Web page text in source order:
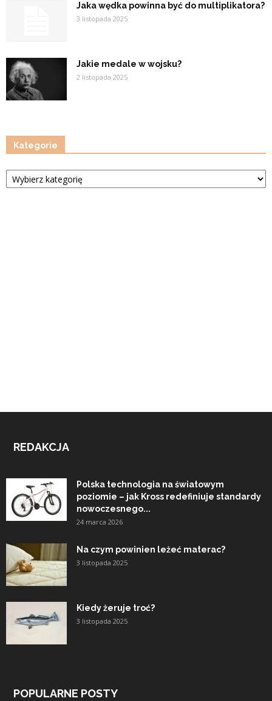
Jaka wędka powinna być do multiplikatora?
3 listopada 2025
Jakie medale w wojsku?
2 listopada 2025
Kategorie
Kategorie
REDAKCJA
Polska technologia na światowym
poziomie – jak Kross redefiniuje standardy
nowoczesnego...
24 marca 2026
Na czym powinien leżeć materac?
3 listopada 2025
Kiedy żeruje troć?
3 listopada 2025
POPULARNE POSTY